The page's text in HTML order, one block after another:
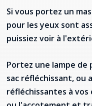
Assemblée
La Charte
Lois fréquemment
Terre-Neuve-et-
Acheter un
Législation
L'Aide juridique à
Labrador
Qu'est-ce que
Bureaux de
Répertoire des
française
Activités
Offres Actives
Santé mentale et
Travailler en
Passeport Santé
Carte des
Si vous portez un
pour les yeux sont
puissiez voir à
Portez une lampe de
sac réfléchissant, ou
réfléchissantes à